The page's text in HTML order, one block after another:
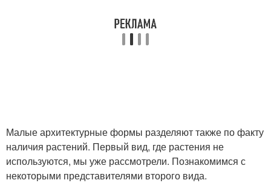
Малые архитектурные формы разделяют также по факту
наличия растений. Первый вид, где растения не
используются, мы уже рассмотрели. Познакомимся с
некоторыми представителями второго вида.